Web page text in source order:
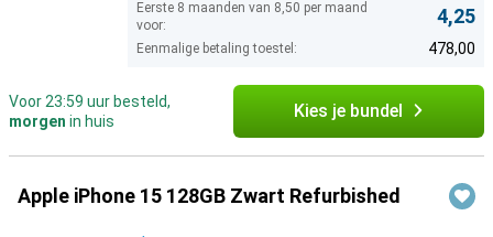
Eerste 8 maanden van 8,50 per maand
voor:
4,25
Eenmalige betaling toestel: 478,00
Voor 23:59 uur besteld,
morgen in huis Kies je bundel
Apple iPhone 15 128GB Zwart Refurbished